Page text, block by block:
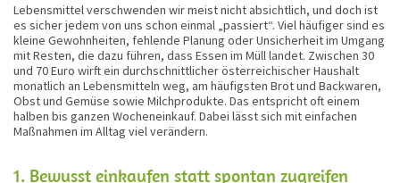
Lebensmittel verschwenden wir meist nicht absichtlich, und doch ist
es sicher jedem von uns schon einmal „passiert“. Viel häufiger sind es
kleine Gewohnheiten, fehlende Planung oder Unsicherheit im Umgang
mit Resten, die dazu führen, dass Essen im Müll landet. Zwischen 30
und 70 Euro wirft ein durchschnittlicher österreichischer Haushalt
monatlich an Lebensmitteln weg, am häufigsten Brot und Backwaren,
Obst und Gemüse sowie Milchprodukte. Das entspricht oft einem
halben bis ganzen Wocheneinkauf. Dabei lässt sich mit einfachen
Maßnahmen im Alltag viel verändern.
1. Bewusst einkaufen statt spontan zugreifen